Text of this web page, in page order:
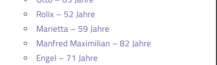
Rolix – 52 Jahre
Marietta – 59 Jahre
Manfred Maximilian – 82 Jahre
Engel – 71 Jahre